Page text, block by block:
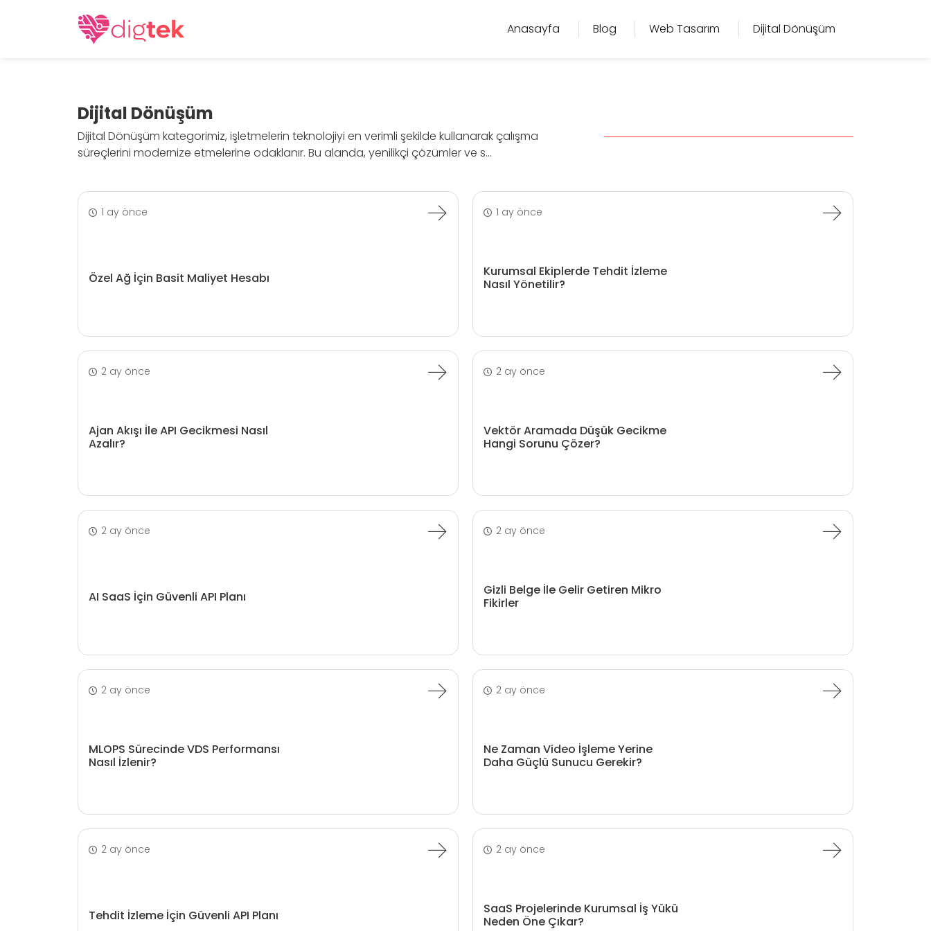
Anasayfa Blog Web Tasarım Dijital Dönüşüm
Dijital Dönüşüm
Dijital Dönüşüm kategorimiz, işletmelerin teknolojiyi en verimli şekilde kullanarak çalışma
süreçlerini modernize etmelerine odaklanır. Bu alanda, yenilikçi çözümler ve s...
1 ay önce
Özel Ağ İçin Basit Maliyet Hesabı
1 ay önce
Kurumsal Ekiplerde Tehdit İzleme
Nasıl Yönetilir?
2 ay önce
Ajan Akışı İle API Gecikmesi Nasıl
Azalır?
2 ay önce
Vektör Aramada Düşük Gecikme
Hangi Sorunu Çözer?
2 ay önce
AI SaaS İçin Güvenli API Planı
2 ay önce
Gizli Belge İle Gelir Getiren Mikro
Fikirler
2 ay önce
MLOPS Sürecinde VDS Performansı
Nasıl İzlenir?
2 ay önce
Ne Zaman Video İşleme Yerine
Daha Güçlü Sunucu Gerekir?
2 ay önce
Tehdit İzleme İçin Güvenli API Planı
2 ay önce
SaaS Projelerinde Kurumsal İş Yükü
Neden Öne Çıkar?